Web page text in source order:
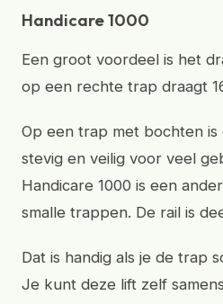
Handicare 1000
Een groot voordeel is het
op een rechte trap draagt
Op een trap met bochten is
stevig en veilig voor veel
Handicare 1000 is een
smalle trappen. De rail is
Dat is handig als je de trap
Je kunt deze lift zelf